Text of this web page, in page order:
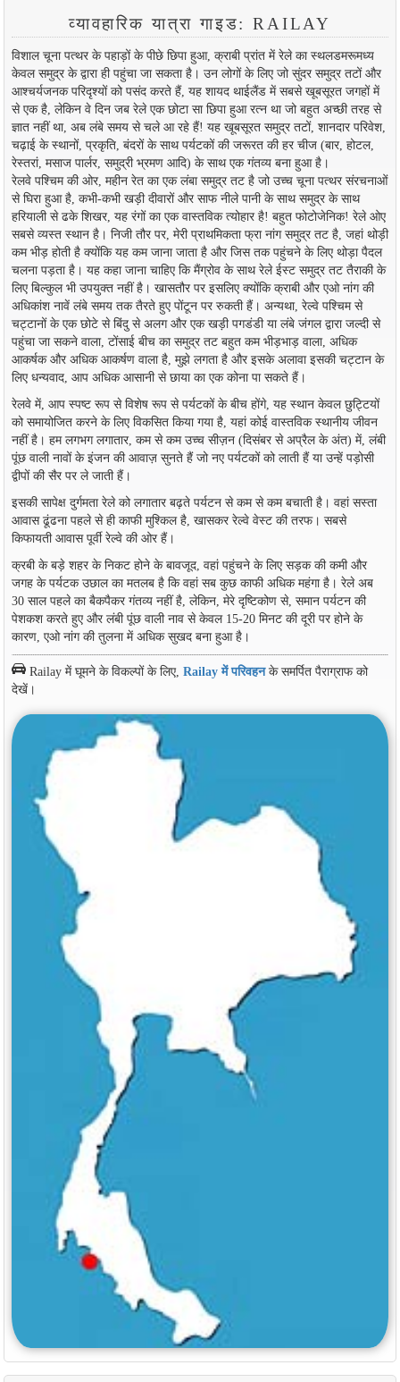
व्यावहारिक यात्रा गाइड: RAILAY
विशाल चूना पत्थर के पहाड़ों के पीछे छिपा हुआ, क्राबी प्रांत में रेले का स्थलडमरूमध्य
केवल समुद्र के द्वारा ही पहुंचा जा सकता है। उन लोगों के लिए जो सुंदर समुद्र तटों और
आश्चर्यजनक परिदृश्यों को पसंद करते हैं, यह शायद थाईलैंड में सबसे खूबसूरत जगहों में
से एक है, लेकिन वे दिन जब रेले एक छोटा सा छिपा हुआ रत्न था जो बहुत अच्छी तरह से
ज्ञात नहीं था, अब लंबे समय से चले आ रहे हैं! यह खूबसूरत समुद्र तटों, शानदार परिवेश,
चढ़ाई के स्थानों, प्रकृति, बंदरों के साथ पर्यटकों की जरूरत की हर चीज (बार, होटल,
रेस्तरां, मसाज पार्लर, समुद्री भ्रमण आदि) के साथ एक गंतव्य बना हुआ है।
रेलवे पश्चिम की ओर, महीन रेत का एक लंबा समुद्र तट है जो उच्च चूना पत्थर संरचनाओं
से घिरा हुआ है, कभी-कभी खड़ी दीवारों और साफ नीले पानी के साथ समुद्र के साथ
हरियाली से ढके शिखर, यह रंगों का एक वास्तविक त्योहार है! बहुत फोटोजेनिक! रेले ओए
सबसे व्यस्त स्थान है। निजी तौर पर, मेरी प्राथमिकता फ्रा नांग समुद्र तट है, जहां थोड़ी
कम भीड़ होती है क्योंकि यह कम जाना जाता है और जिस तक पहुंचने के लिए थोड़ा पैदल
चलना पड़ता है। यह कहा जाना चाहिए कि मैंग्रोव के साथ रेले ईस्ट समुद्र तट तैराकी के
लिए बिल्कुल भी उपयुक्त नहीं है। खासतौर पर इसलिए क्योंकि क्राबी और एओ नांग की
अधिकांश नावें लंबे समय तक तैरते हुए पोंटून पर रुकती हैं। अन्यथा, रेल्वे पश्चिम से
चट्टानों के एक छोटे से बिंदु से अलग और एक खड़ी पगडंडी या लंबे जंगल द्वारा जल्दी से
पहुंचा जा सकने वाला, टोंसाई बीच का समुद्र तट बहुत कम भीड़भाड़ वाला, अधिक
आकर्षक और अधिक आकर्षण वाला है, मुझे लगता है और इसके अलावा इसकी चट्टान के
लिए धन्यवाद, आप अधिक आसानी से छाया का एक कोना पा सकते हैं।
रेलवे में, आप स्पष्ट रूप से विशेष रूप से पर्यटकों के बीच होंगे, यह स्थान केवल छुट्टियों
को समायोजित करने के लिए विकसित किया गया है, यहां कोई वास्तविक स्थानीय जीवन
नहीं है। हम लगभग लगातार, कम से कम उच्च सीज़न (दिसंबर से अप्रैल के अंत) में, लंबी
पूंछ वाली नावों के इंजन की आवाज़ सुनते हैं जो नए पर्यटकों को लाती हैं या उन्हें पड़ोसी
द्वीपों की सैर पर ले जाती हैं।
इसकी सापेक्ष दुर्गमता रेले को लगातार बढ़ते पर्यटन से कम से कम बचाती है। वहां सस्ता
आवास ढूंढना पहले से ही काफी मुश्किल है, खासकर रेल्वे वेस्ट की तरफ। सबसे
किफायती आवास पूर्वी रेल्वे की ओर हैं।
क्रबी के बड़े शहर के निकट होने के बावजूद, वहां पहुंचने के लिए सड़क की कमी और
जगह के पर्यटक उछाल का मतलब है कि वहां सब कुछ काफी अधिक महंगा है। रेले अब
30 साल पहले का बैकपैकर गंतव्य नहीं है, लेकिन, मेरे दृष्टिकोण से, समान पर्यटन की
पेशकश करते हुए और लंबी पूंछ वाली नाव से केवल 15-20 मिनट की दूरी पर होने के
कारण, एओ नांग की तुलना में अधिक सुखद बना हुआ है।
Railay में घूमने के विकल्पों के लिए, Railay में परिवहनके समर्पित पैराग्राफ को
देखें।